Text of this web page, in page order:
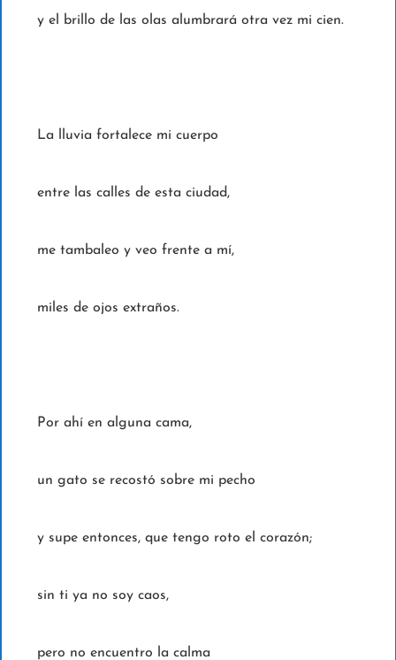
y el brillo de las olas alumbrará otra vez mi cien.
La lluvia fortalece mi cuerpo
entre las calles de esta ciudad,
me tambaleo y veo frente a mí,
miles de ojos extraños.
Por ahí en alguna cama,
un gato se recostó sobre mi pecho
y supe entonces, que tengo roto el corazón;
sin ti ya no soy caos,
pero no encuentro la calma